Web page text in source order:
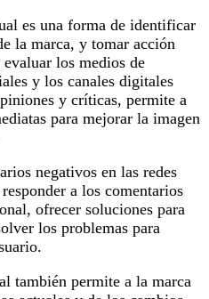
es una forma de identificar
la marca, y tomar acción
los medios de
y los canales digitales
y críticas, permite a
para mejorar la imagen
negativos en las redes
a los comentarios
ofrecer soluciones para
los problemas para
también permite a la marca